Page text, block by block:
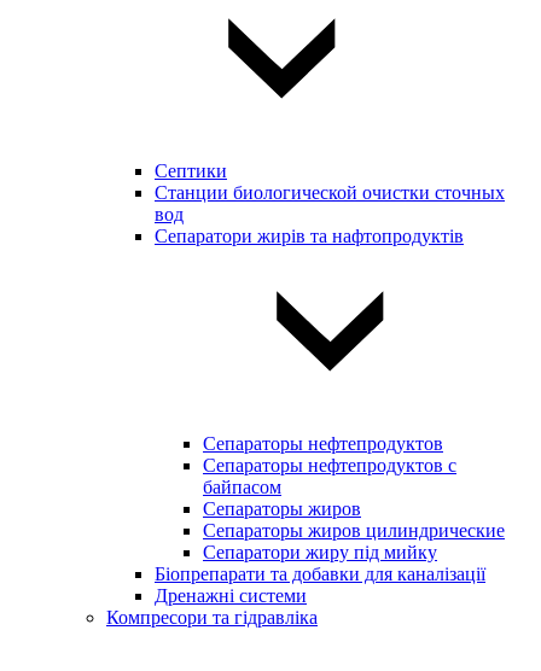
Септики
Станции биологической очистки сточных
вод
Сепаратори жирів та нафтопродуктів
Сепараторы нефтепродуктов
Сепараторы нефтепродуктов с
байпасом
Сепараторы жиров
Сепараторы жиров цилиндрические
Сепаратори жиру під мийку
Біопрепарати та добавки для каналізації
Дренажні системи
Компресори та гідравліка